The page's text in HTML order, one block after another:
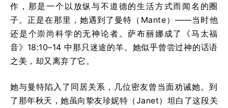
作，那是一个以放纵与不道德的生活方式而闻名的圈
子。正是在那里，她遇到了曼特（Mante）——当时他
还是个崇尚科学的无神论者。萨布丽娜成了《马太福
音》18:10–14 中那只迷途的羊。她似乎曾尝过神的话语
之美，却又离弃了它。
她与曼特陷入了同居关系，几位密友曾当面劝诫她。到
了那年秋天，她虽向挚友珍妮特（Janet）坦白了这段关